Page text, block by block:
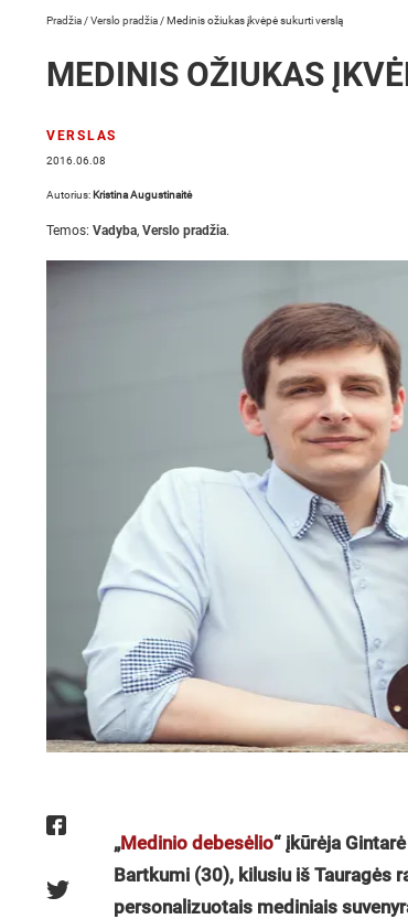
Pradžia /Verslo pradžia /Medinis ožiukas įkvėpė sukurti verslą
MEDINIS OŽIUKAS
VERSLAS
2016.06.08
Autorius: Kristina Augustinaitė
Temos: Vadyba, Verslo pradžia.
„Medinio debesėlio“ įkūrėja
Bartkumi (30), kilusiu iš Tauragės
personalizuotais mediniais